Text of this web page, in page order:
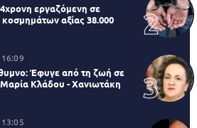
εργαζόμενη σε
αξίας 38.000
16:09
Έφυγε από τη ζωή σε
Μαρία Κλάδου - Χανιωτάκη
13:05